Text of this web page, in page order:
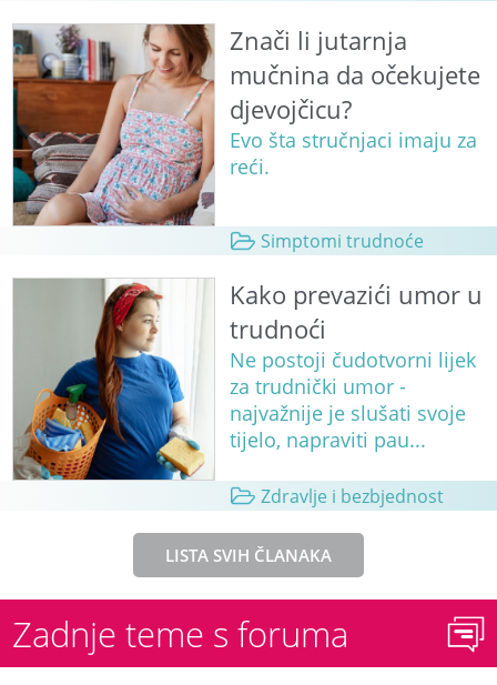
Znači li jutarnja
mučnina da očekujete
djevojčicu?
Evo šta stručnjaci imaju za
reći.
Simptomi trudnoće
Kako prevazići umor u
trudnoći
Ne postoji čudotvorni lijek
za trudnički umor -
najvažnije je slušati svoje
tijelo, napraviti pau...
Zdravlje i bezbjednost
LISTA SVIH ČLANAKA
Zadnje teme s foruma